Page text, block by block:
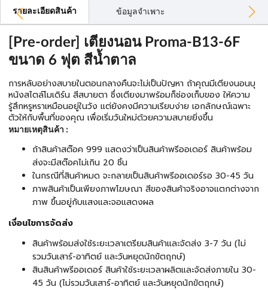
รายละเอียดสินค้า ข้อมูลจำเพาะ
[Pre-order] เตียงนอน Proma-B13-6F
ขนาด 6 ฟุต สีน้ำตาล
การหลับอย่างสบายในตอนกลางคืนจะไม่เป็นปัญหา ถ้าคุณมีเตียงนอนบุ
หนังสไตล์โมเดิร์น สีสบายตา ซึ่งเตียงมาพร้อมก็ช่องเก็บของ ให้ความ
รู้สึกหรูหราเหมือนอยู่ในวัง แต่ยังคงมีความเรียบง่าย เอกลักษณ์เฉพาะ
ตัวให้กับพื้นที่ของคุณ เพื่อเริ่มวันใหม่ด้วยความสบายยิ่งขึ้น
หมายเหตุสินค้า :
ถ้าสินค้าสต๊อค 999 แสดงว่าเป็นสินค้าพรีออเดอร์ สินค้าพร้อม
ส่งจะมีสต๊อคไม่เกิน 20 ชิ้น
ในกรณีที่สินค้าหมด จะกลายเป็นสินค้าพรีออเดอร์รอ 30-45 วัน
ภาพสินค้าเป็นเพียงภาพโฆษณา สีของสินค้าจริงอาจแตกต่างจาก
ภาพ ขึ้นอยู่กับแสงและจอแสดงผล
เงื่อนไขการจัดส่ง
สินค้าพร้อมส่งใช้ระยะเวลาเตรียมสินค้าและจัดส่ง 3-7 วัน (ไม่
รวมวันเสาร์-อาทิตย์ และวันหยุดนักขัตฤกษ์)
สินสินค้าพรีออเดอร์ สินค้าใช้ระยะเวลาผลิตและจัดส่งภายใน 30-
45 วัน (ไม่รวมวันเสาร์-อาทิตย์ และวันหยุดนักขัตฤกษ์)